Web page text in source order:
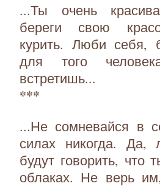
...Ты очень
береги свою
курить. Люби себя,
для того
встретишь...
***
...Не сомневайся в
силах никогда. Да,
будут говорить, что
облаках. Не верь